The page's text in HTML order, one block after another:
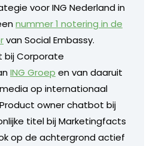
voor ING Nederland in
nummer 1 notering in de
van Social Embassy.
bij Corporate
ING Groep en van daaruit
op internationaal
owner chatbot bij
titel bij Marketingfacts
op de achtergrond actief